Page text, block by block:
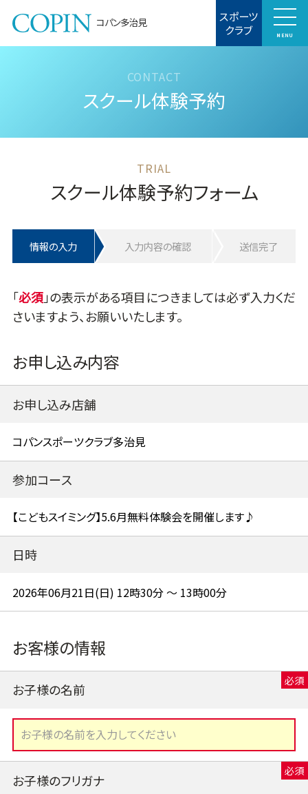
コパン多治見 スポーツ
クラブ MENU
スクール体験予約
スクール体験予約フォーム
情報の入力 入力内容の確認 送信完了
「
」の表示がある項目につきましては必ず入力くだ
さいますよう、お願いいたします。
お申し込み内容
お申し込み店舗
参加コース
日時
お客様の情報
お子様の名前
お子様のフリガナ